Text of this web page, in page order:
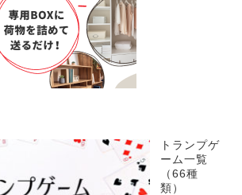
トランプゲ
ーム一覧
（66種
類）